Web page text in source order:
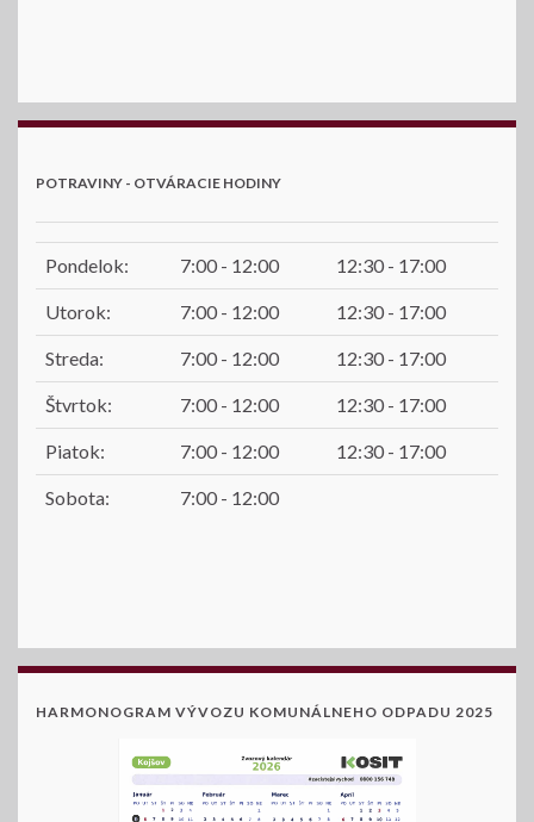
POTRAVINY - OTVÁRACIE HODINY
Pondelok: 7:00 - 12:00 12:30 - 17:00
Utorok: 7:00 - 12:00 12:30 - 17:00
Streda: 7:00 - 12:00 12:30 - 17:00
Štvrtok: 7:00 - 12:00 12:30 - 17:00
Piatok: 7:00 - 12:00 12:30 - 17:00
Sobota: 7:00 - 12:00
HARMONOGRAM VÝVOZU KOMUNÁLNEHO ODPADU 2025